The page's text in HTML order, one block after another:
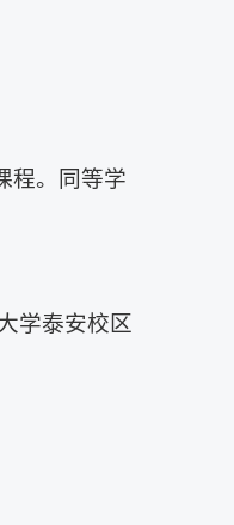
程。同等学
学泰安校区